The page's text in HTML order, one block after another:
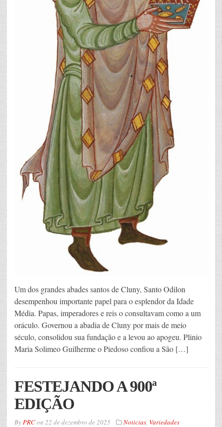
Um dos grandes abades santos de Cluny, Santo Odilon
desempenhou importante papel para o esplendor da Idade
Média. Papas, imperadores e reis o consultavam como a um
oráculo. Governou a abadia de Cluny por mais de meio
século, consolidou sua fundação e a levou ao apogeu. Plinio
Maria Solimeo Guilherme o Piedoso confiou a São […]
FESTEJANDO A 900ª
EDIÇÃO
ByPRCon 22 de dezembro de 2025 Noticias, Variedades